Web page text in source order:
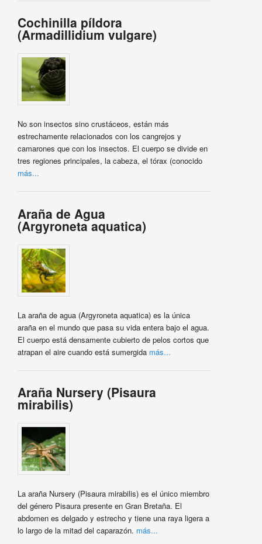
Cochinilla píldora
(Armadillidium vulgare)
No son insectos sino crustáceos, están más
estrechamente relacionados con los cangrejos y
camarones que con los insectos. El cuerpo se divide en
tres regiones principales, la cabeza, el tórax (conocido
más...
Araña de Agua
(Argyroneta aquatica)
La araña de agua (Argyroneta aquatica) es la única
araña en el mundo que pasa su vida entera bajo el agua.
El cuerpo está densamente cubierto de pelos cortos que
atrapan el aire cuando está sumergida más...
Araña Nursery (Pisaura
mirabilis)
La araña Nursery (Pisaura mirabilis) es el único miembro
del género Pisaura presente en Gran Bretaña. El
abdomen es delgado y estrecho y tiene una raya ligera a
lo largo de la mitad del caparazón. más...